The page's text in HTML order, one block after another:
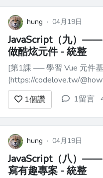
hung · 04月19日
JavaScript（九）——
做酷炫元件 - 統整
[第1課 ── 學習 Vue 元件
(https://codelove.tw/
code](https://reurl.cc/eXMjQj) --- [第2課 ── 學習 Vue
props 觀念](https...
1個讚 1留言
hung · 04月19日
JavaScript（八）——
寫有趣專案 - 統整